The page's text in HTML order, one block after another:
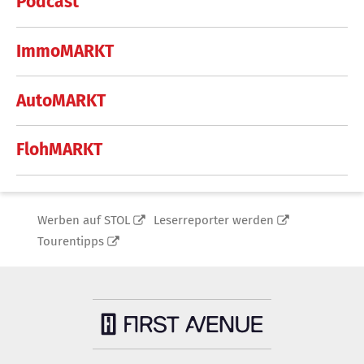
ImmoMARKT
AutoMARKT
FlohMARKT
Werben auf STOL
Leserreporter werden
Tourentipps